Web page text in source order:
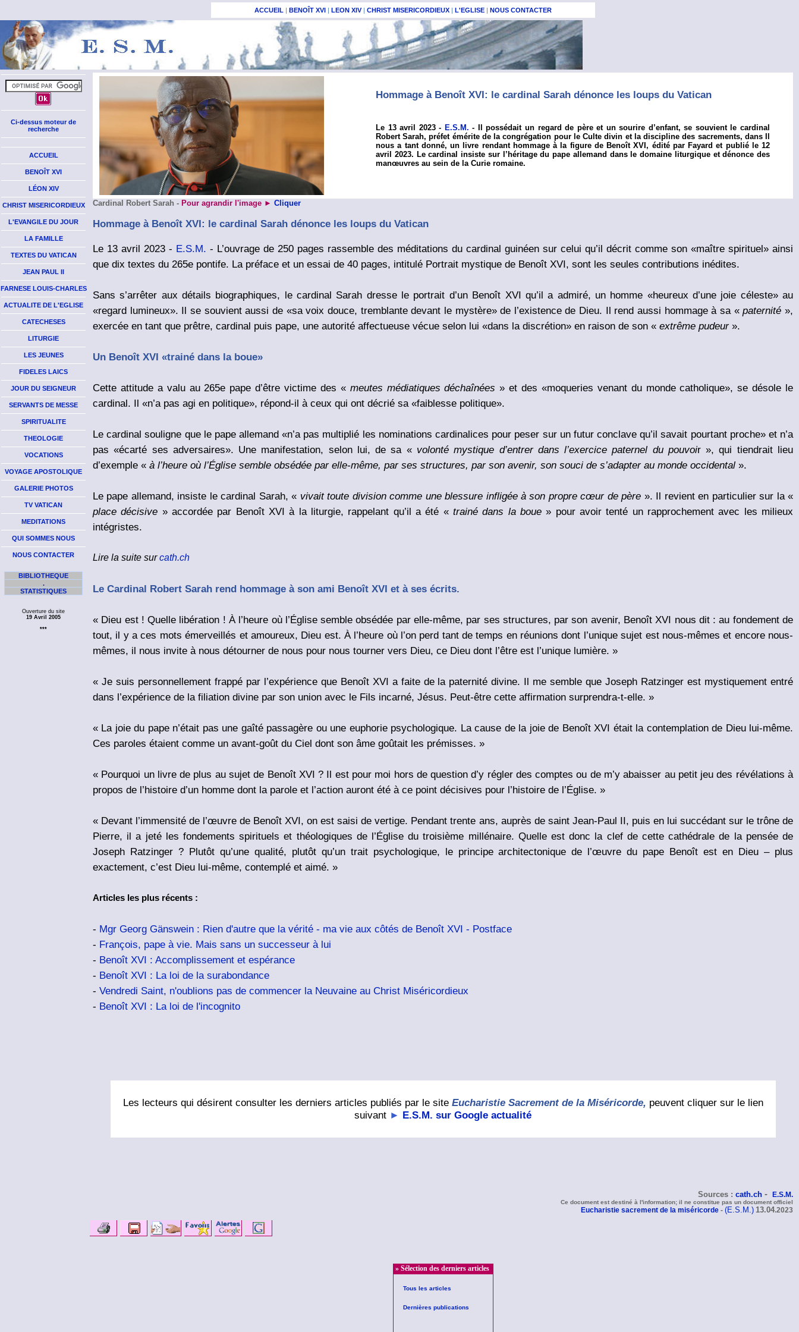
ACCUEIL | BENOÎT XVI | LEON XIV| CHRIST MISERICORDIEUX | L'EGLISE | NOUS CONTACTER
Ci-dessus moteur de
recherche
ACCUEIL
BENOÎT XVI
LÉON XIV
CHRIST MISERICORDIEUX
L'EVANGILE DU JOUR
LA FAMILLE
TEXTES DU VATICAN
JEAN PAUL II
FARNESE LOUIS-CHARLES
ACTUALITE DE L'EGLISE
CATECHESES
LITURGIE
LES JEUNES
FIDELES LAICS
JOUR DU SEIGNEUR
SERVANTS DE MESSE
SPIRITUALITE
THEOLOGIE
VOCATIONS
VOYAGE APOSTOLIQUE
GALERIE PHOTOS
TV VATICAN
MEDITATIONS
QUI SOMMES NOUS
NOUS CONTACTER
BIBLIOTHEQUE
.
STATISTIQUES
Ouverture du site
19 Avril 2005
***
Hommage à Benoît XVI: le cardinal Sarah dénonce les loups du Vatican
Le 13 avril 2023 - E.S.M. -
Il possédait un regard de père et un sourire d’enfant, se souvient le cardinal
Robert Sarah, préfet émérite de la congrégation pour le Culte divin et la discipline des sacrements, dans Il
nous a tant donné, un livre rendant hommage à la figure de Benoît XVI, édité par Fayard et publié le 12
avril 2023. Le cardinal insiste sur l’héritage du pape allemand dans le domaine liturgique et dénonce des
manœuvres au sein de la Curie romaine.
Cardinal Robert Sarah - Pour agrandir l'image ► Cliquer
Hommage à Benoît XVI: le cardinal Sarah dénonce les loups du Vatican
Le 13 avril 2023 - E.S.M. - L’ouvrage de 250 pages rassemble des méditations du cardinal guinéen sur celui qu’il décrit comme son «maître spirituel» ainsi
que dix textes du 265e pontife. La préface et un essai de 40 pages, intitulé Portrait mystique de Benoît XVI, sont les seules contributions inédites.
Sans s’arrêter aux détails biographiques, le cardinal Sarah dresse le portrait d’un Benoît XVI qu’il a admiré, un homme «heureux d’une joie céleste» au
«regard lumineux». Il se souvient aussi de «sa voix douce, tremblante devant le mystère» de l’existence de Dieu. Il rend aussi hommage à sa «paternité »,
exercée en tant que prêtre, cardinal puis pape, une autorité affectueuse vécue selon lui «dans la discrétion» en raison de son « extrême pudeur».
Un Benoît XVI «trainé dans la boue»
Cette attitude a valu au 265e pape d’être victime des « meutes médiatiques déchaînées » et des «moqueries venant du monde catholique», se désole le
cardinal. Il «n’a pas agi en politique», répond-il à ceux qui ont décrié sa «faiblesse politique».
Le cardinal souligne que le pape allemand «n’a pas multiplié les nominations cardinalices pour peser sur un futur conclave qu’il savait pourtant proche» et n’a
pas «écarté ses adversaires». Une manifestation, selon lui, de sa « volonté mystique d’entrer dans l’exercice paternel du pouvoir », qui tiendrait lieu
d’exemple « à l’heure où l’Église semble obsédée par elle-même, par ses structures, par son avenir, son souci de s’adapter au monde occidental ».
Le pape allemand, insiste le cardinal Sarah, « vivait toute division comme une blessure infligée à son propre cœur de père ». Il revient en particulier sur la «
place décisive » accordée par Benoît XVI à la liturgie, rappelant qu’il a été «trainé dans la boue» pour avoir tenté un rapprochement avec les milieux
intégristes.
Lire la suite surcath.ch
Le Cardinal Robert Sarah rend hommage à son ami Benoît XVI et à ses écrits.
« Dieu est ! Quelle libération ! À l’heure où l’Église semble obsédée par elle-même, par ses structures, par son avenir, Benoît XVI nous dit : au fondement de
tout, il y a ces mots émerveillés et amoureux, Dieu est. À l’heure où l’on perd tant de temps en réunions dont l’unique sujet est nous-mêmes et encore nous-
mêmes, il nous invite à nous détourner de nous pour nous tourner vers Dieu, ce Dieu dont l’être est l’unique lumière. »
« Je suis personnellement frappé par l’expérience que Benoît XVI a faite de la paternité divine. Il me semble que Joseph Ratzinger est mystiquement entré
dans l’expérience de la filiation divine par son union avec le Fils incarné, Jésus. Peut-être cette affirmation surprendra-t-elle. »
« La joie du pape n’était pas une gaîté passagère ou une euphorie psychologique. La cause de la joie de Benoît XVI était la contemplation de Dieu lui-même.
Ces paroles étaient comme un avant-goût du Ciel dont son âme goûtait les prémisses. »
« Pourquoi un livre de plus au sujet de Benoît XVI ? Il est pour moi hors de question d’y régler des comptes ou de m’y abaisser au petit jeu des révélations à
propos de l’histoire d’un homme dont la parole et l’action auront été à ce point décisives pour l’histoire de l’Église. »
« Devant l’immensité de l’œuvre de Benoît XVI, on est saisi de vertige. Pendant trente ans, auprès de saint Jean-Paul II, puis en lui succédant sur le trône de
Pierre, il a jeté les fondements spirituels et théologiques de l’Église du troisième millénaire. Quelle est donc la clef de cette cathédrale de la pensée de
Joseph Ratzinger ? Plutôt qu’une qualité, plutôt qu’un trait psychologique, le principe architectonique de l’œuvre du pape Benoît est en Dieu – plus
exactement, c’est Dieu lui-même, contemplé et aimé. »
Articles les plus récents :
- Mgr Georg Gänswein : Rien d'autre que la vérité - ma vie aux côtés de Benoît XVI - Postface
- François, pape à vie. Mais sans un successeur à lui
- Benoît XVI : Accomplissement et espérance
- Benoît XVI : La loi de la surabondance
- Vendredi Saint, n'oublions pas de commencer la Neuvaine au Christ Miséricordieux
- Benoît XVI : La loi de l'incognito
Les lecteurs qui désirent consulter les derniers articles publiés par le siteEucharistie Sacrement de la Miséricorde, peuvent cliquer sur le lien
suivant ► E.S.M. sur Google actualité
Sources : cath.ch - E.S.M.
Ce document est destiné à l'information; il ne constitue pas un document officiel
Eucharistie sacrement de la miséricorde - (E.S.M.) 13.04.2023
» Sélection des derniers articles
Tous les articles
Dernières publications